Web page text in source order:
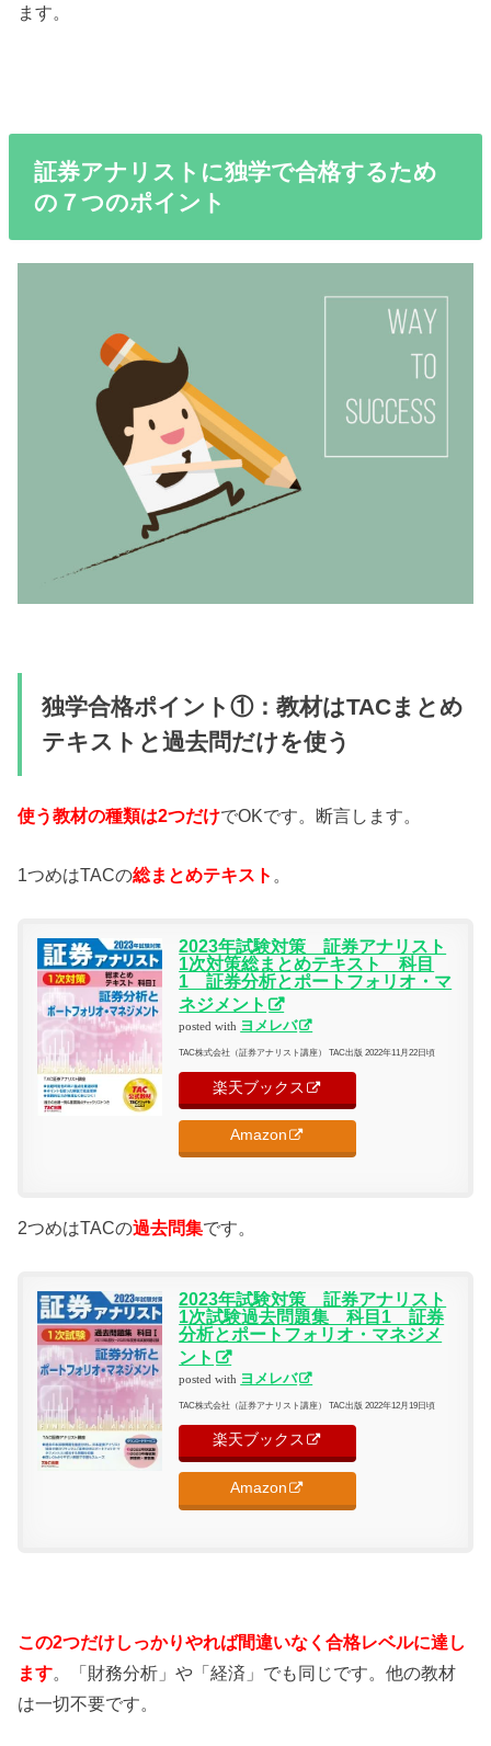
ます。
証券アナリストに独学で合格するため
の７つのポイント
独学合格ポイント①：教材はTACまとめ
テキストと過去問だけを使う
使う教材の種類は2つだけでOKです。断言します。
1つめはTACの総まとめテキスト 。
2023年試験対策 証券アナリスト
1次対策総まとめテキスト 科目
1 証券分析とポートフォリオ・マ
ネジメント
posted with ヨメレバ
TAC株式会社（証券アナリスト講座） TAC出版 2022年11月22日頃
楽天ブックス
Amazon
2つめはTACの過去問集です。
2023年試験対策 証券アナリスト
1次試験過去問題集 科目1 証券
分析とポートフォリオ・マネジメ
ント
posted with ヨメレバ
TAC株式会社（証券アナリスト講座） TAC出版 2022年12月19日頃
楽天ブックス
Amazon
この2つだけしっかりやれば間違いなく合格レベルに達し
ます。「財務分析」や「経済」でも同じです。他の教材
は一切不要です。